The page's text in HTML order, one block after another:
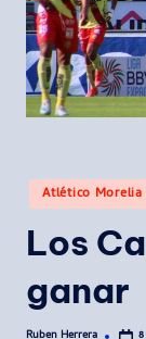
Publicado
en
Atlético Morelia
Los
ganar